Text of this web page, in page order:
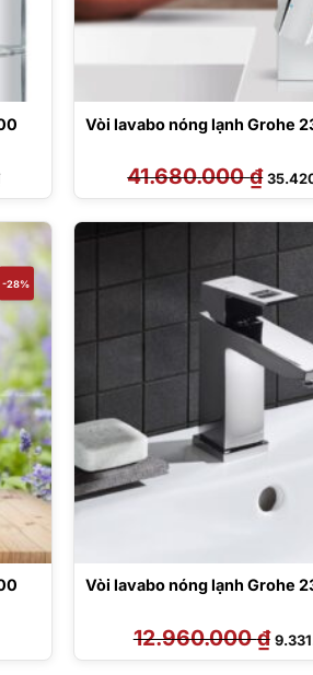
₫.
Vòi lavabo nóng lạnh Grohe
41.680.000₫ Giá
gốc
là:
-28%
Vòi lavabo nóng lạnh Grohe
12.960.000₫ Giá
gốc
là: